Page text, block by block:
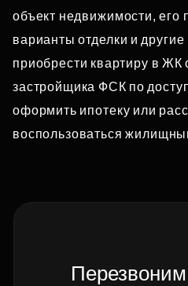
объект недвижимости, его
варианты отделки и
приобрести квартиру в ЖК
застройщика ФСК по
оформить ипотеку или
воспользоваться